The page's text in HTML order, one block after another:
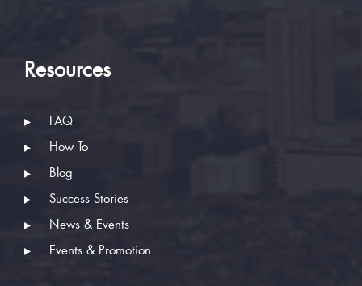
Resources
FAQ
How To
Blog
Success Stories
News & Events
Events & Promotion